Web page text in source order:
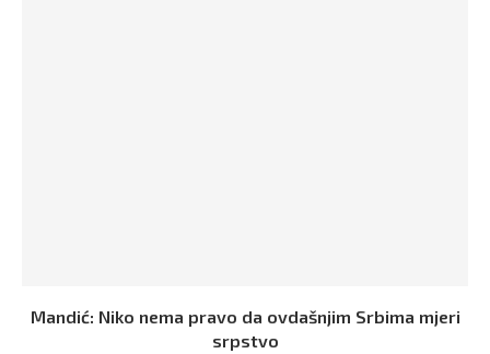
Mandić: Niko nema pravo da ovdašnjim Srbima mjeri
srpstvo